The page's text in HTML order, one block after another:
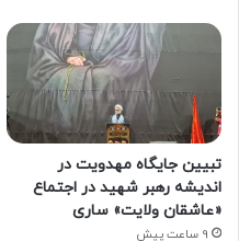
تبیین جایگاه مهدویت در
اندیشه رهبر شهید در اجتماع
«عاشقان ولایت» ساری
9 ساعت پیش